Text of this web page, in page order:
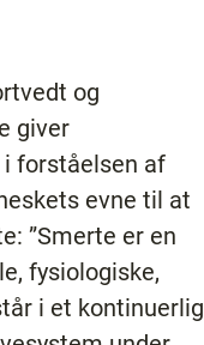
og
giver
forståelsen af
evne til at
”Smerte er en
fysiologiske,
i et kontinuerlig